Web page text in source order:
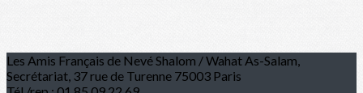
Les Amis Français de Nevé Shalom / Wahat As-Salam,
Secrétariat, 37 rue de Turenne 75003 Paris